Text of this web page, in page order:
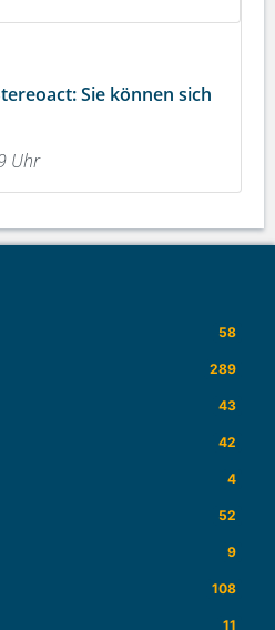
Sie können sich
Uhr
58
289
43
42
4
52
9
108
11